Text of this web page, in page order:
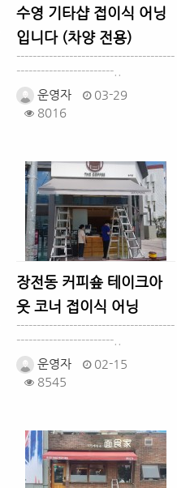
수영 기타샵 접이식 어닝
입니다 (차양 전용)
---------------------------------------
------------------------..
운영자
03-29
8016
장전동 커피숖 테이크아
웃 코너 접이식 어닝
---------------------------------------
------------------------..
운영자
02-15
8545